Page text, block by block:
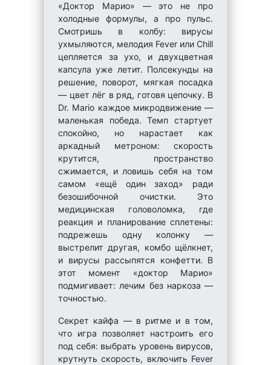
«Доктор Марио» — это не про
холодные формулы, а про пульс.
Смотришь в колбу: вирусы
ухмыляются, мелодия Fever или Chill
цепляется за ухо, и двухцветная
капсула уже летит. Полсекунды на
решение, поворот, мягкая посадка
— цвет лёг в ряд, готовя цепочку. В
Dr. Mario каждое микродвижение —
маленькая победа. Темп стартует
спокойно, но нарастает как
аркадный метроном: скорость
крутится, пространство
сжимается, и ловишь себя на том
самом «ещё один заход» ради
безошибочной очистки. Это
медицинская головоломка, где
реакция и планирование сплетены:
подрежешь одну колонку —
выстрелит другая, комбо щёлкнет,
и вирусы рассыпятся конфетти. В
этот момент «доктор Марио»
подмигивает: лечим без наркоза —
точностью.
Секрет кайфа — в ритме и в том,
что игра позволяет настроить его
под себя: выбрать уровень вирусов,
крутнуть скорость, включить Fever